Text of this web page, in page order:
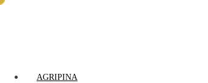
AGRIPINA